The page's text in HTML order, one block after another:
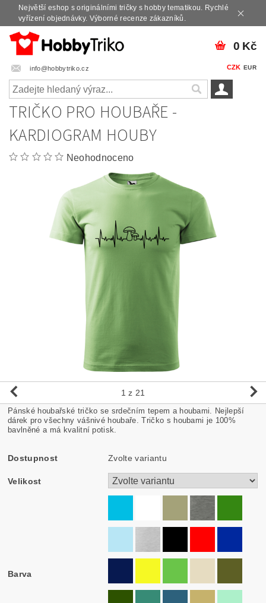
Největší eshop s originálními tričky s hobby tematikou. Rychlé
vyřízení objednávky. Výborné recenze zákazníků.
info@hobbytriko.cz CZK EUR
0 Kč
TRIČKO PRO HOUBAŘE -
KARDIOGRAM HOUBY
Neohodnoceno
1 z 21
Pánské houbařské tričko se srdečním tepem a houbami. Nejlepší
dárek pro všechny vášnivé houbaře. Tričko s houbami je 100%
bavlněné a má kvalitní potisk.
Dostupnost Zvolte variantu
Velikost
Barva